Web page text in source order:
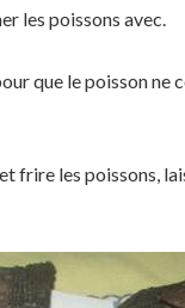
les poissons avec.
que le poisson ne
frire les poissons,